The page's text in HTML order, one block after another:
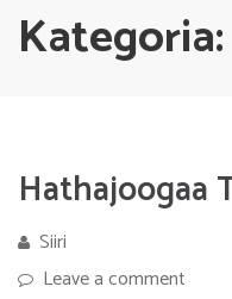
Kategoria:
Hathajoogaa
Siiri
Leave a comment